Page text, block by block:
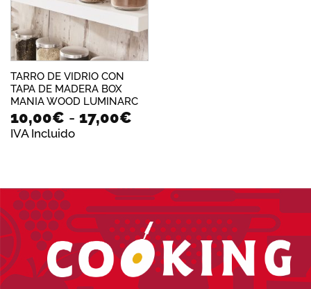
TARRO DE VIDRIO CON
TAPA DE MADERA BOX
MANIA WOOD LUMINARC
10,00€ - 17,00€Rango
hasta
17,00€
IVA Incluido